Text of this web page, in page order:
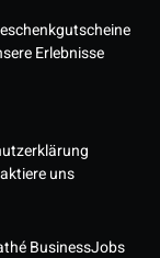
Erlebnisse
uns
BusinessJobs